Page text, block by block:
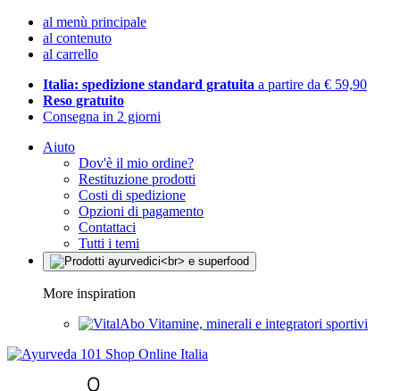
al menù principale
al contenuto
al carrello
Italia: spedizione standard gratuita a partire da € 59,90
Reso gratuito
Consegna in 2 giorni
Aiuto
Dov'è il mio ordine?
Restituzione prodotti
Costi di spedizione
Opzioni di pagamento
Contattaci
Tutti i temi
More inspiration
Vitamine, minerali e integratori sportivi